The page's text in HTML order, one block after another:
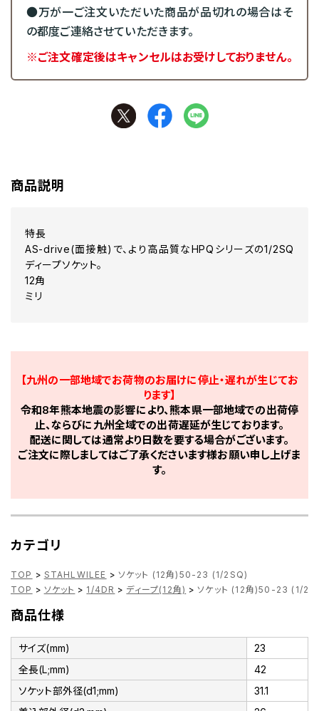
●万が一ご注文いただいた商品が品切れの場合はそ
の都度ご連絡させていただきます。
※ご注文確定後はキャンセルはお受けしておりません。
商品説明
特長
AS-drive(面接触)で、より高品質なHPQシリーズの1/2SQ
ディープソケット。
12角
ミリ
【九州の一部地域でお荷物のお届けに停止・遅れが生じてお
ります】
令和8年熊本地震の影響により、熊本県一部地域での出荷停
止、ならびに九州全域での出荷遅延が生じております。
配送に関しては通常より日数を要する場合がございます。
ご注文に際しましてはご了承くださいます様お願い申し上げま
す。
カテゴリ
TOP > STAHLWILEE > ソケット (12角)50-23 (1/2SQ)
TOP > ソケット > 1/4DR > ディープ(12角) > ソケット (12角)50-23 (1/
商品仕様
サイズ(mm)
23
全長(L;mm)
42
ソケット部外径(d1;mm)
31.1